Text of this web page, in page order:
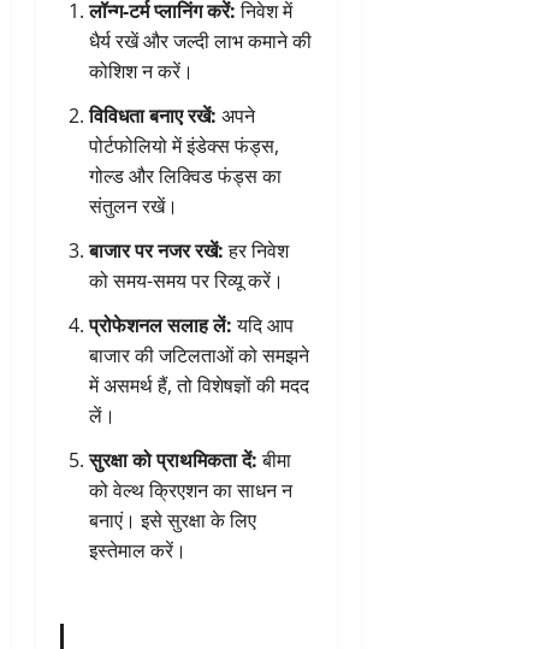
लॉन्ग-टर्म प्लानिंग करें:निवेश में
धैर्य रखें और जल्दी लाभ कमाने की
कोशिश न करें।
विविधता बनाए रखें: अपने
पोर्टफोलियो में इंडेक्स फंड्स,
गोल्ड और लिक्विड फंड्स का
संतुलन रखें।
बाजार पर नजर रखें:हर निवेश
को समय-समय पर रिव्यू करें।
प्रोफेशनल सलाह लें:यदि आप
बाजार की जटिलताओं को समझने
में असमर्थ हैं, तो विशेषज्ञों की मदद
लें।
सुरक्षा को प्राथमिकता दें:बीमा
को वेल्थ क्रिएशन का साधन न
बनाएं। इसे सुरक्षा के लिए
इस्तेमाल करें।